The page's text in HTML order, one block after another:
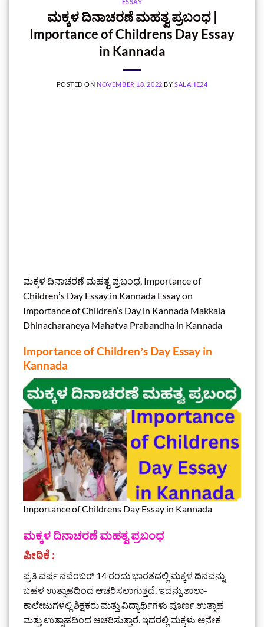
ಮಕ್ಕಳ ದಿನಾಚರಣೆ ಮಹತ್ವ ಪ್ರಬಂಧ |
Importance of Childrens Day Essay
in Kannada
POSTED ON NOVEMBER 18, 2022 BY SALAHE24
ಮಕ್ಕಳ ದಿನಾಚರಣೆ ಮಹತ್ವ ಪ್ರಬಂಧ, Importance of
Childrenʼs Day Essay in Kannada Essay on
Importance of Children’s Day in Kannada Makkala
Dhinacharaneya Mahatva Prabandha in Kannada
Importance of Childrenʼs Day Essay in
Kannada
Importance of Childrens Day Essay in Kannada
ಮಕ್ಕಳ ದಿನಾಚರಣೆ ಮಹತ್ವ ಪ್ರಬಂಧ
ಪೀಠಿಕೆ :
ಪ್ರತಿ ವರ್ಷ ನವೆಂಬರ್ 14 ರಂದು ಭಾರತದಲ್ಲಿ ಮಕ್ಕಳ ದಿನವನ್ನು
ಬಹಳ ಉತ್ಸಾಹದಿಂದ ಆಚರಿಸಲಾಗುತ್ತದೆ. ಇದನ್ನು ಶಾಲಾ-
ಕಾಲೇಜುಗಳಲ್ಲಿ ಶಿಕ್ಷಕರು ಮತ್ತು ವಿದ್ಯಾರ್ಥಿಗಳು ಪೂರ್ಣ ಉತ್ಸಾಹ
ಮತ್ತು ಉತ್ಸಾಹದಿಂದ ಆಚರಿಸುತ್ತಾರೆ. ಇದರಲ್ಲಿ ಮಕ್ಕಳು ಅನೇಕ